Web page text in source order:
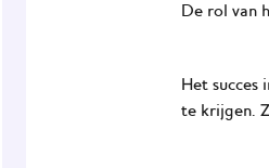
De rol van
Het succes
te krijgen.